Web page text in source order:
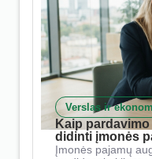
Verslas ir
Kaip
didinti įmonės
Įmonės pajamų